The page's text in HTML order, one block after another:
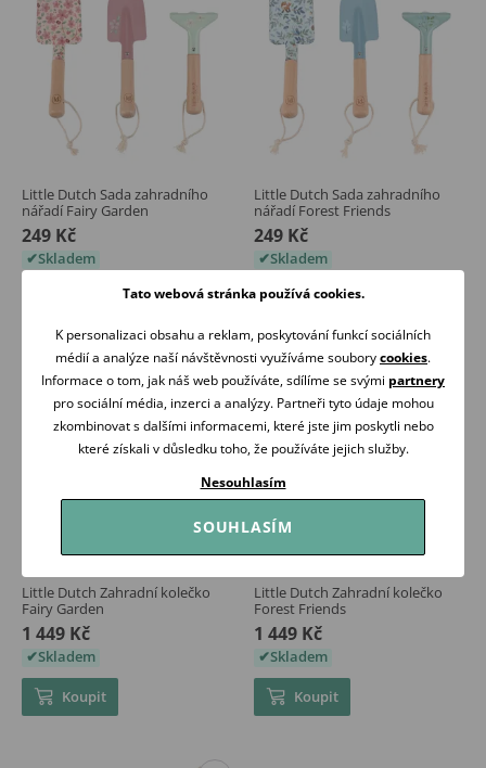
Little Dutch Sada zahradního
nářadí Fairy Garden
249 Kč
Skladem
Little Dutch Sada zahradního
nářadí Forest Friends
249 Kč
Skladem
Koupit
Little Dutch Zahradní kolečko
Fairy Garden
1 449 Kč
Skladem
Koupit
Little Dutch Zahradní kolečko
Forest Friends
1 449 Kč
Skladem
Koupit
Tato webová stránka používá cookies.
K personalizaci obsahu a reklam, poskytování funkcí sociálních
médií a analýze naší návštěvnosti využíváme souborycookies.
Informace o tom, jak náš web používáte, sdílíme se svými partnery
pro sociální média, inzerci a analýzy. Partneři tyto údaje mohou
zkombinovat s dalšími informacemi, které jste jim poskytli nebo
které získali v důsledku toho, že používáte jejich služby.
Nesouhlasím
SOUHLASÍM